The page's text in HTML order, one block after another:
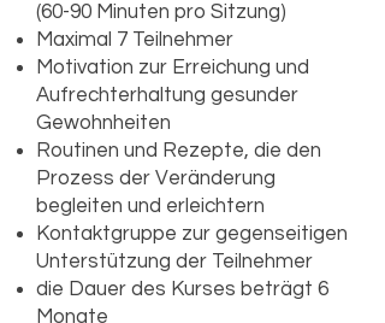
(60-90 Minuten pro Sitzung)
Maximal 7 Teilnehmer
Motivation zur Erreichung und
Aufrechterhaltung gesunder
Gewohnheiten
Routinen und Rezepte, die den
Prozess der Veränderung
begleiten und erleichtern
Kontaktgruppe zur gegenseitigen
Unterstützung der Teilnehmer ​
die Dauer des Kurses beträgt 6
Monate